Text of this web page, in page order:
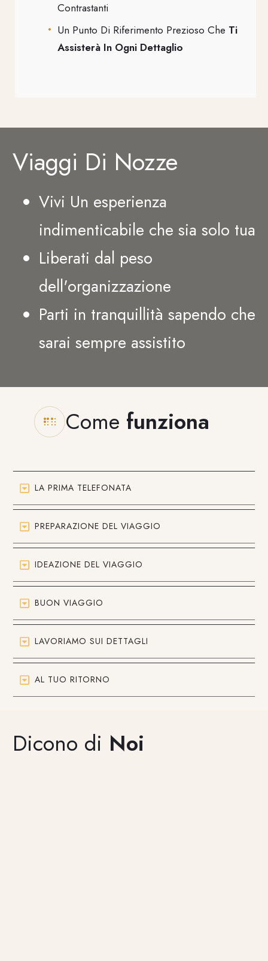
Contrastanti
Un Punto Di Riferimento Prezioso Che Ti
Assisterà In Ogni Dettaglio
Viaggi Di Nozze
Vivi Un esperienza
indimenticabile che sia solo tua
Liberati dal peso
dell'organizzazione
Parti in tranquillità sapendo che
sarai sempre assistito
Come funziona
LA PRIMA TELEFONATA
PREPARAZIONE DEL VIAGGIO
IDEAZIONE DEL VIAGGIO
BUON VIAGGIO
LAVORIAMO SUI DETTAGLI
AL TUO RITORNO
Dicono di Noi